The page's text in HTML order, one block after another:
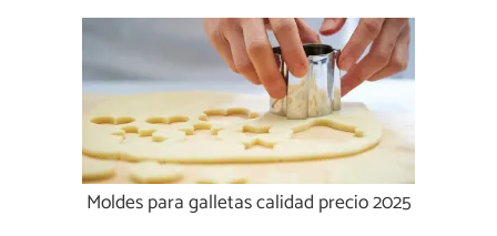
Moldes para galletas calidad precio 2025